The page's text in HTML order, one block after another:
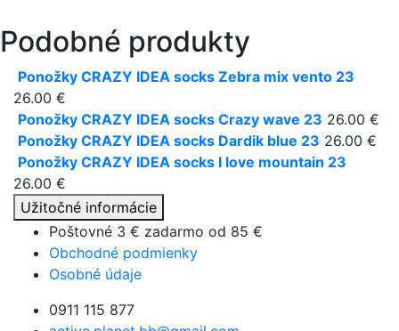
Podobné produkty
Ponožky CRAZY IDEA socks Zebra mix vento 23
26.00 €
Ponožky CRAZY IDEA socks Crazy wave 23 26.00 €
Ponožky CRAZY IDEA socks Dardik blue 23 26.00 €
Ponožky CRAZY IDEA socks I love mountain 23
26.00 €
Užitočné informácie
Poštovné 3 € zadarmo od 85 €
Obchodné podmienky
Osobné údaje
0911 115 877